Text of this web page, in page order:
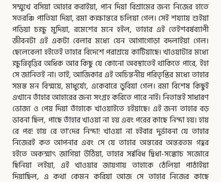
সম্মুখে বসিয়া আহার করাইয়া, পান দিয়া বিশ্রামের জন্য নিজের হাতে
সতরঞ্চি পাতিয়া দিয়া, রমা কক্ষান্তরে চলিয়া গেল। সেই শয্যায় শুইয়া
পড়িয়া চক্ষু মুদিয়া, রমেশের মনে হইল, তাহার এই তেইশবর্ষব্যাপী
জীবনটা এই একটা বেলার মধ্যে যেন আগাগোড়া বদলাইয়া গেল।
ছেলেবেলা হইতেই তাহার বিদেশে পরাশ্রয়ে কাটিয়াছে। খাওয়াটার মধ্যে
ক্ষুন্নিবৃত্তির অধিক আর কিছু যে কোনো অবস্থাতেই থাকিতে পারে, ইহা
সে জানিতই না। তাই, আজিকার এই অচিন্তনীয় পরিতৃপ্তির মধ্যে তাহার
সমস্ত মন বিস্ময়ে, মাধুর্য্যে, একেবারে ডুবিয়া গেল। রমা বিশেষ কিছুই
এখানে তাঁহার আহারের জন্য সংগ্রহ করিতে পারে নাই। নিতান্তই সাধারণ
ভোজ্য ও পেয় দিয়া তাঁহাকে খাওয়াইতে হইয়াছে। এই জন্য তাহার বড়
ভাবনা ছিল, পাছে তাঁহার খাওয়া না হয় এবং পরের কাছে নিন্দা হয়। হায়
রে পর! হায় রে তা’দের নিন্দা! খাওয়া না হইবার দুর্ভাবনা যে তাহার
নিজেরই কত আপনার এবং সে যে তাহার অন্তরের অন্তরতম গহ্বর
হইতে অকস্মাৎ জাগিয়া উঠিয়া, তাহার সর্ব্ববিধ দ্বিধা-সঙ্কোচ সজোরে
ছিনিয়া লইয়া, এই খাওয়ার জায়গায় তাহাকে ঠেলিয়া পাঠাইয়া
দিয়াছিল, এ কথা কেমন করিয়া আজ সে তাহার নিজের কাছে